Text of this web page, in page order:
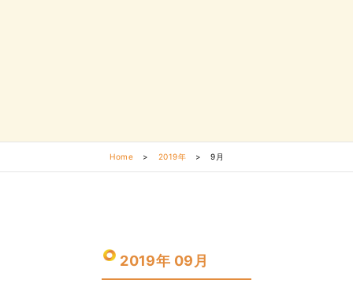
Home > 2019年 > 9月
2019年 09月